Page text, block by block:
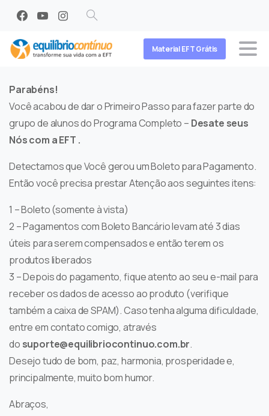
Search
Material EFT Grátis
Parabéns!
Você acabou de dar o Primeiro Passo para fazer parte do
grupo de alunos do Programa Completo – Desate seus
Nós com a EFT .
Detectamos que Você gerou um Boleto para Pagamento.
Então você precisa prestar Atenção aos seguintes itens:
1 – Boleto (somente à vista)
2 – Pagamentos com Boleto Bancário levam até 3 dias
úteis para serem compensados e então terem os
produtos liberados
3 – Depois do pagamento, fique atento ao seu e-mail para
receber os dados de acesso ao produto (verifique
também a caixa de SPAM). Caso tenha alguma dificuldade,
entre em contato comigo, através
do suporte@equilibriocontinuo.com.br.
Desejo tudo de bom, paz, harmonia, prosperidade e,
principalmente, muito bom humor.
Abraços,